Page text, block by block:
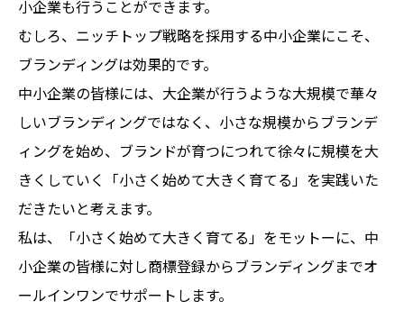
小企業も行うことができます。
むしろ、ニッチトップ戦略を採用する中小企業にこそ、
ブランディングは効果的です。
中小企業の皆様には、大企業が行うような大規模で華々
しいブランディングではなく、小さな規模からブランデ
ィングを始め、ブランドが育つにつれて徐々に規模を大
きくしていく「小さく始めて大きく育てる」を実践いた
だきたいと考えます。
私は、「小さく始めて大きく育てる」をモットーに、中
小企業の皆様に対し商標登録からブランディングまでオ
ールインワンでサポートします。